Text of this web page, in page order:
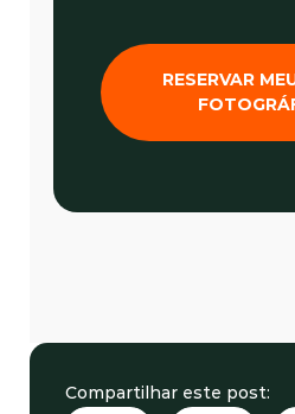
RESERVAR
Compartilhar este post: